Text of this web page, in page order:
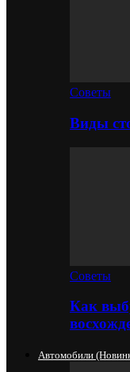
Советы
Виды
Советы
Как
Автомобили